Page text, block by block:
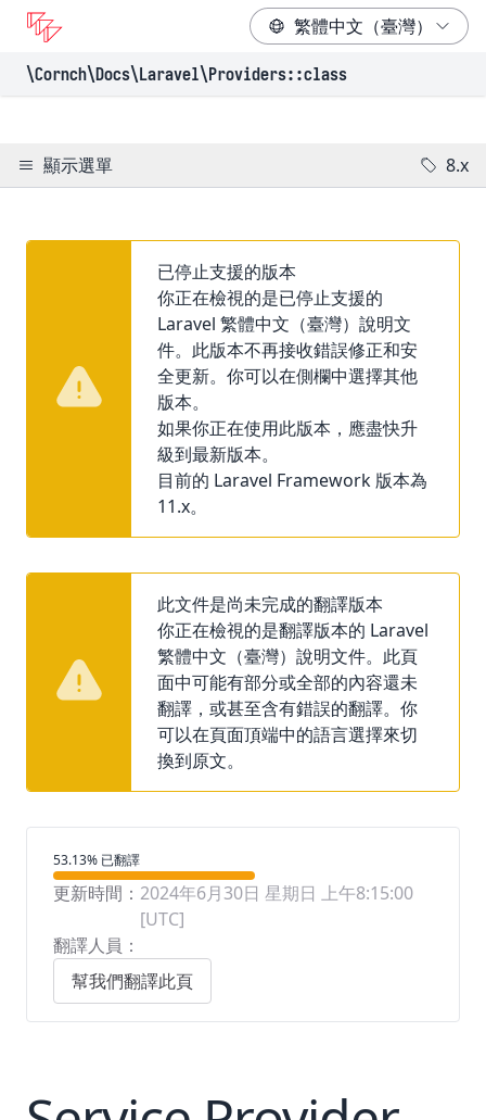
\Cornch\Docs\Laravel\Providers::class
顯示選單 8.x
已停止支援的版本
你正在檢視的是已停止支援的
Laravel 繁體中文（臺灣）說明文
件。此版本不再接收錯誤修正和安
全更新。你可以在側欄中選擇其他
版本。
如果你正在使用此版本，應盡快升
級到最新版本。
目前的 Laravel Framework 版本為
11.x。
此文件是尚未完成的翻譯版本
你正在檢視的是翻譯版本的 Laravel
繁體中文（臺灣）說明文件。此頁
面中可能有部分或全部的內容還未
翻譯，或甚至含有錯誤的翻譯。你
可以在頁面頂端中的語言選擇來切
換到原文。
翻譯進度
53.13% 已翻譯
更新時間： 2024年6月30日 星期日 上午8:15:00
[UTC]
翻譯人員：
幫我們翻譯此頁